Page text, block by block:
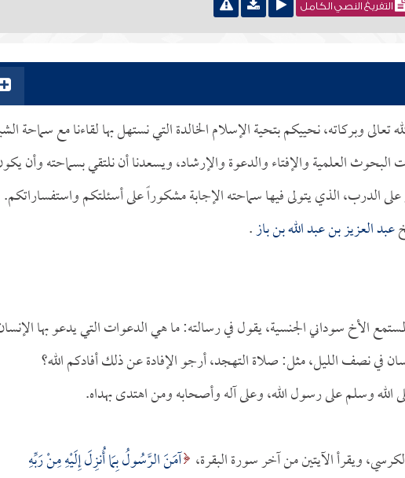
التفريغ النصي الكامل
تعالى وبركاته، نحييكم بتحية الإسلام الخالدة التي نستهل بها لقاءنا مع سماحة
البحوث العلمية والإفتاء والدعوة والإرشاد، ويسعدنا أن نلتقي بسماحته وأن
الدرب، الذي يتولى فيها سماحته الإجابة مشكوراً على أسئلتكم واستفساراتكم.
عبد العزيز بن عبد الله بن باز.
الأخ سوداني الجنسية، يقول في رسالته: ما هي الدعوات التي يدعو بها
في نصف الليل، مثل: صلاة التهجد، أرجو الإفادة عن ذلك أفادكم الله؟
الله وسلم على رسول الله، وعلى آله وأصحابه ومن اهتدى بهداه.
ويقرأ الآيتين من آخر سورة البقرة، آمَنَ الرَّسُولُ بِمَا أُنزِلَ إِلَيْهِ مِنْ رَبِّهِ